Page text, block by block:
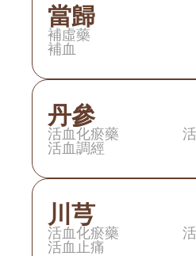
當歸
補虛藥
補血
丹參
活血化瘀藥
活血調經
川芎
活血化瘀藥
活血止痛